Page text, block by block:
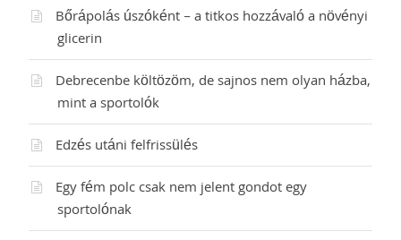
Bőrápolás úszóként – a titkos hozzávaló a növényi
glicerin
Debrecenbe költözöm, de sajnos nem olyan házba,
mint a sportolók
Edzés utáni felfrissülés
Egy fém polc csak nem jelent gondot egy
sportolónak